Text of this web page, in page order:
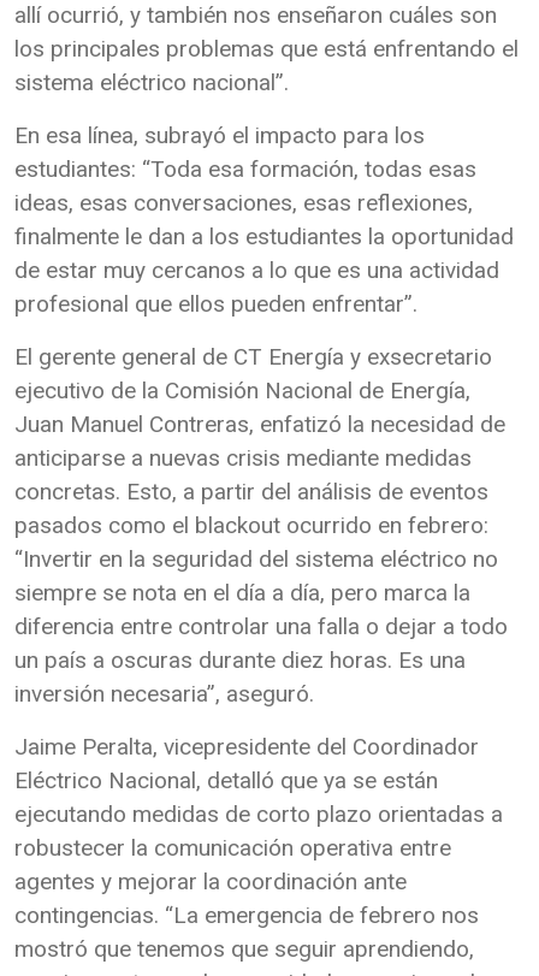
allí ocurrió, y también nos enseñaron cuáles son
los principales problemas que está enfrentando el
sistema eléctrico nacional”.
En esa línea, subrayó el impacto para los
estudiantes: “Toda esa formación, todas esas
ideas, esas conversaciones, esas reflexiones,
finalmente le dan a los estudiantes la oportunidad
de estar muy cercanos a lo que es una actividad
profesional que ellos pueden enfrentar”.
El gerente general de CT Energía y exsecretario
ejecutivo de la Comisión Nacional de Energía,
Juan Manuel Contreras, enfatizó la necesidad de
anticiparse a nuevas crisis mediante medidas
concretas. Esto, a partir del análisis de eventos
pasados como el blackout ocurrido en febrero:
“Invertir en la seguridad del sistema eléctrico no
siempre se nota en el día a día, pero marca la
diferencia entre controlar una falla o dejar a todo
un país a oscuras durante diez horas. Es una
inversión necesaria”, aseguró.
Jaime Peralta, vicepresidente del Coordinador
Eléctrico Nacional, detalló que ya se están
ejecutando medidas de corto plazo orientadas a
robustecer la comunicación operativa entre
agentes y mejorar la coordinación ante
contingencias. “La emergencia de febrero nos
mostró que tenemos que seguir aprendiendo,